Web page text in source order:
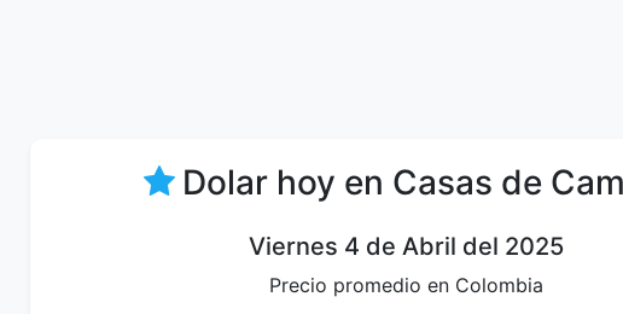
Dolar hoy en Casas de
Viernes 4 de Abril del 2025
Precio promedio en Colombia